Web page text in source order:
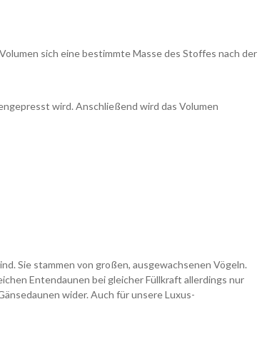
sich eine bestimmte Masse des Stoffes nach der
wird. Anschließend wird das Volumen
Sie stammen von großen, ausgewachsenen Vögeln.
Entendaunen bei gleicher Füllkraft allerdings nur
wider. Auch für unsere Luxus-